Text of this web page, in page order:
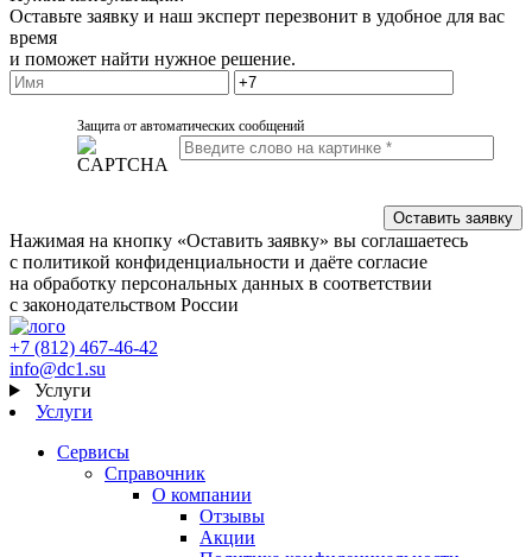
Оставьте заявку и наш эксперт перезвонит в удобное для вас
время
и поможет найти нужное решение.
Защита от автоматических сообщений
Нажимая на кнопку «Оставить заявку» вы соглашаетесь
с политикой конфиденциальности и даёте согласие
на обработку персональных данных в соответствии
с законодательством России
+7 (812) 467-46-42
info@dc1.su
Услуги
Услуги
Сервисы
Справочник
О компании
Отзывы
Акции